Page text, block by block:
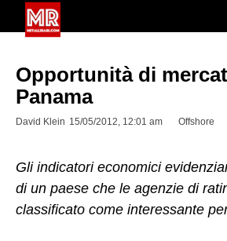
Opportunità di
Panama
David Klein 15/05/2012, 12:01 am Offshore
Gli indicatori economici
di un paese che le agenzie di
classificato come interessante